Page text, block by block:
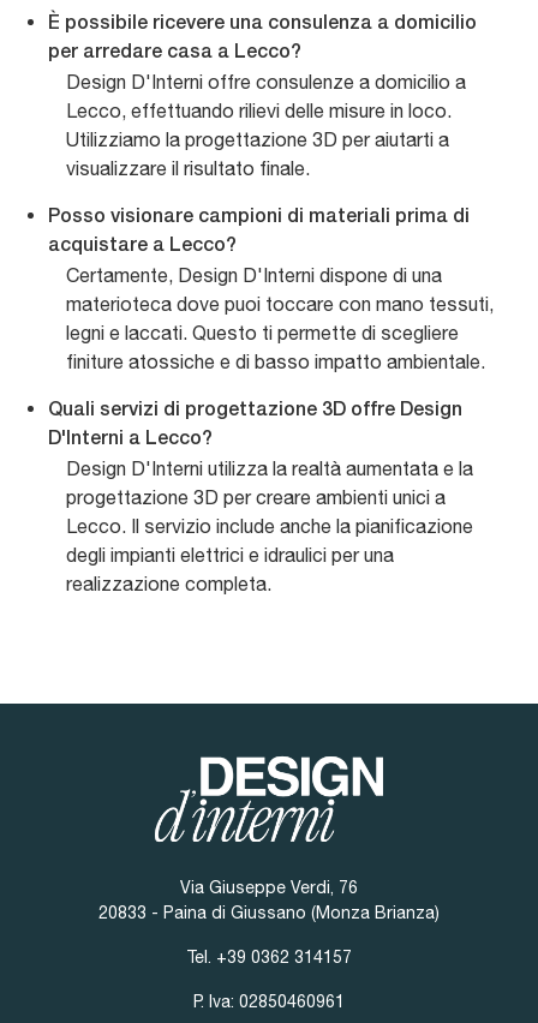
È possibile ricevere una consulenza a domicilio
per arredare casa a Lecco?
Design D'Interni offre consulenze a domicilio a
Lecco, effettuando rilievi delle misure in loco.
Utilizziamo la progettazione 3D per aiutarti a
visualizzare il risultato finale.
Posso visionare campioni di materiali prima di
acquistare a Lecco?
Certamente, Design D'Interni dispone di una
materioteca dove puoi toccare con mano tessuti,
legni e laccati. Questo ti permette di scegliere
finiture atossiche e di basso impatto ambientale.
Quali servizi di progettazione 3D offre Design
D'Interni a Lecco?
Design D'Interni utilizza la realtà aumentata e la
progettazione 3D per creare ambienti unici a
Lecco. Il servizio include anche la pianificazione
degli impianti elettrici e idraulici per una
realizzazione completa.
Via Giuseppe Verdi, 76
20833 - Paina di Giussano (Monza Brianza)
Tel. +39 0362 314157
P. Iva: 02850460961